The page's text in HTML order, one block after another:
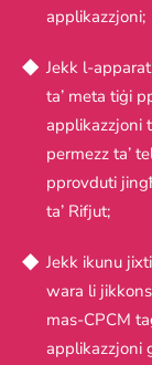
applikazzjoni;
Jekk l-
ta’ meta tiġi
applikazzjoni
permezz ta’
pprovduti
ta’ Rifjut;
Jekk ikunu
wara li
mas-CPCM
applikazzjoni